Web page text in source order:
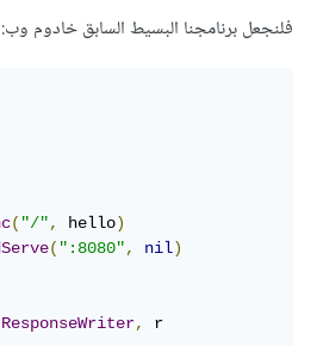
فلنجعل برنامجنا البسيط السابق خادوم وب:
( "/", hello)
( ":8080", nil)
ResponseWriter,